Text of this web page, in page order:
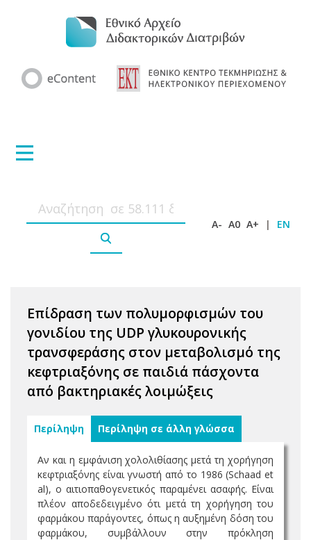
A- A0 A+ | EN
Επίδραση των πολυμορφισμών του
γονιδίου της UDP γλυκουρονικής
τρανσφεράσης στον μεταβολισμό της
κεφτριαξόνης σε παιδιά πάσχοντα
από βακτηριακές λοιμώξεις
Περίληψη Περίληψη σε άλλη γλώσσα
Αν και η εμφάνιση χολολιθίασης μετά τη χορήγηση
κεφτριαξόνης είναι γνωστή από το 1986 (Schaad et
al), ο αιτιοπαθογενετικός παραμένει ασαφής. Είναι
πλέον αποδεδειγμένο ότι μετά τη χορήγηση του
φαρμάκου παράγοντες, όπως η αυξημένη δόση του
φαρμάκου, συμβάλλουν στην πρόκληση